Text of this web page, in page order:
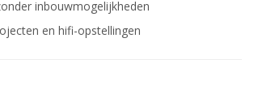
inbouwmogelijkheden
en hifi-opstellingen